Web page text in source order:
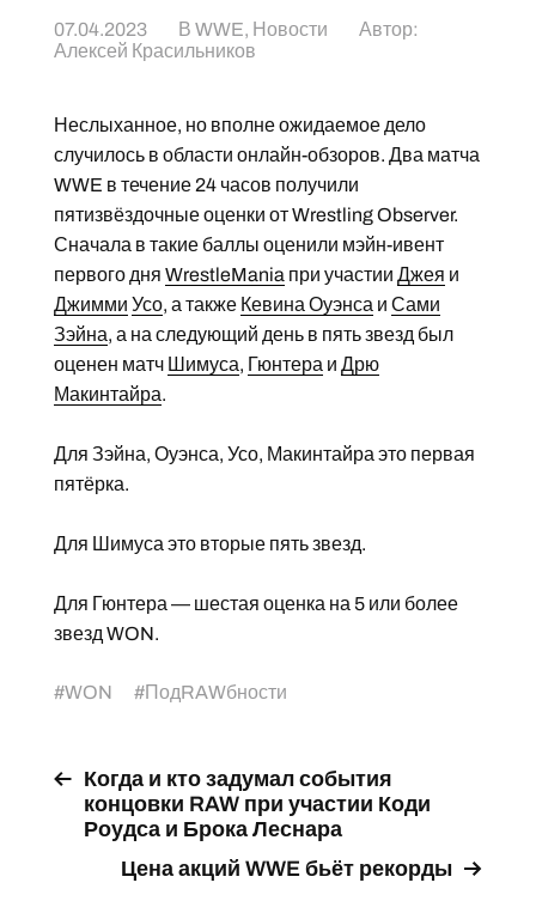
07.04.2023 В WWE, Новости
Автор:
Алексей Красильников
Неслыханное, но вполне ожидаемое дело
случилось в области онлайн-обзоров. Два матча
WWE в течение 24 часов получили
пятизвёздочные оценки от Wrestling Observer.
Сначала в такие баллы оценили мэйн-ивент
первого дня WrestleMania при участии Джея и
Джимми Усо, а также Кевина Оуэнса и Сами
Зэйна, а на следующий день в пять звезд был
оценен матч Шимуса, Гюнтера и Дрю
Макинтайра.
Для Зэйна, Оуэнса, Усо, Макинтайра это первая
пятёрка.
Для Шимуса это вторые пять звезд.
Для Гюнтера — шестая оценка на 5 или более
звезд WON.
#WON #ПодRAWбности
Когда и кто задумал события
концовки RAW при участии Коди
Роудса и Брока Леснара
Цена акций WWE бьёт рекорды